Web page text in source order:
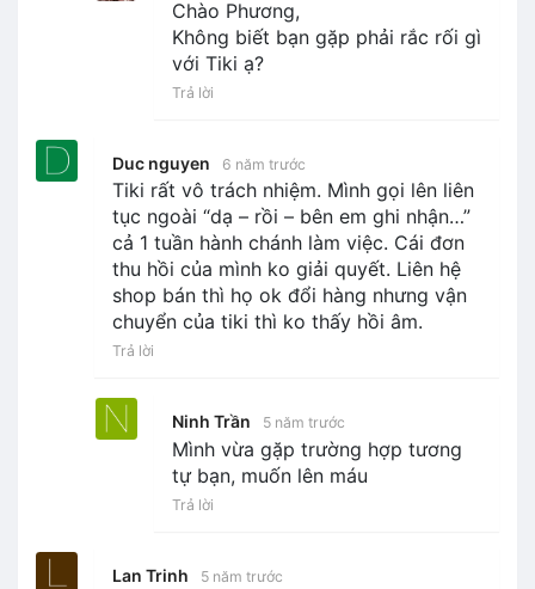
Chào Phương,
Không biết bạn gặp phải rắc rối gì
với Tiki ạ?
Trả lời
Duc nguyen 6 năm trước
Tiki rất vô trách nhiệm. Mình gọi lên liên
tục ngoài “dạ – rồi – bên em ghi nhận…”
cả 1 tuần hành chánh làm việc. Cái đơn
thu hồi của mình ko giải quyết. Liên hệ
shop bán thì họ ok đổi hàng nhưng vận
chuyển của tiki thì ko thấy hồi âm.
Trả lời
Ninh Trần 5 năm trước
Mình vừa gặp trường hợp tương
tự bạn, muốn lên máu
Trả lời
Lan Trinh 5 năm trước